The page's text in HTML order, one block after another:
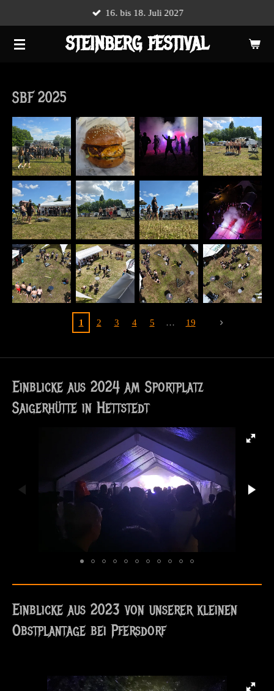
springen
STEINBERG FESTIVAL
16. bis 18. Juli 2027
SBF 2025
1 2 3 4 5 19
Einblicke aus 2024 am Sportplatz
Saigerhütte in Hettstedt
Einblicke aus 2023 von unserer kleinen
Obstplantage bei Pfersdorf